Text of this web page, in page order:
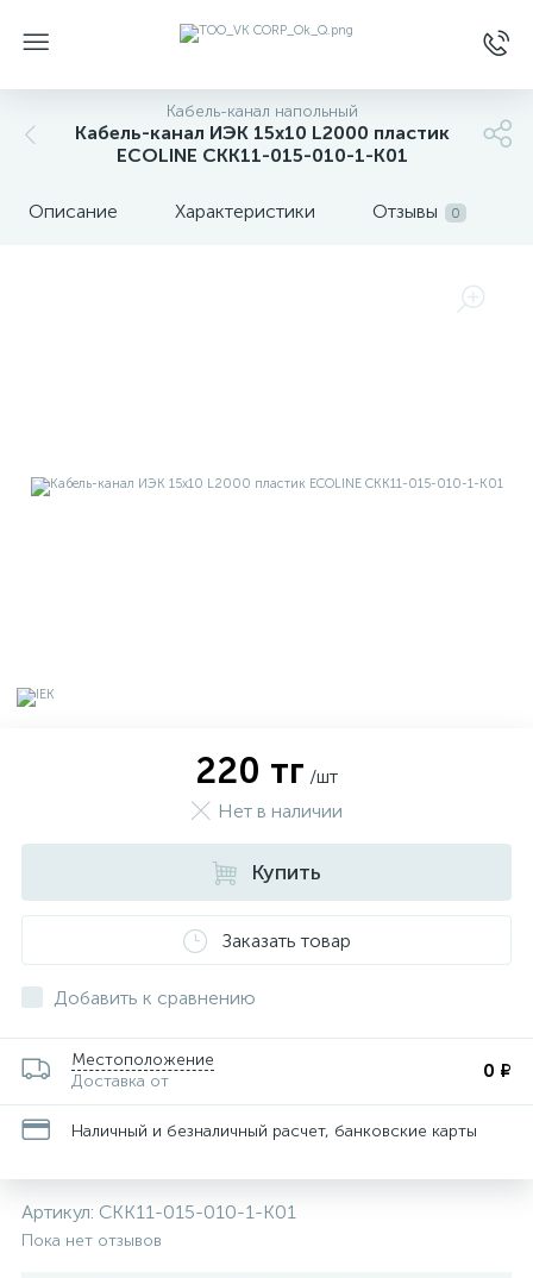
Кабель-канал напольный
Кабель-канал ИЭК 15х10 L2000 пластик
ECOLINE CKK11-015-010-1-K01
Описание Характеристики Отзывы 0
220 тг /шт
Нет в наличии
Купить
Заказать товар
Добавить к сравнению
Местоположение
Доставка от
0 ₽
Наличный и безналичный расчет, банковские карты
Артикул: CKK11-015-010-1-K01
Пока нет отзывов